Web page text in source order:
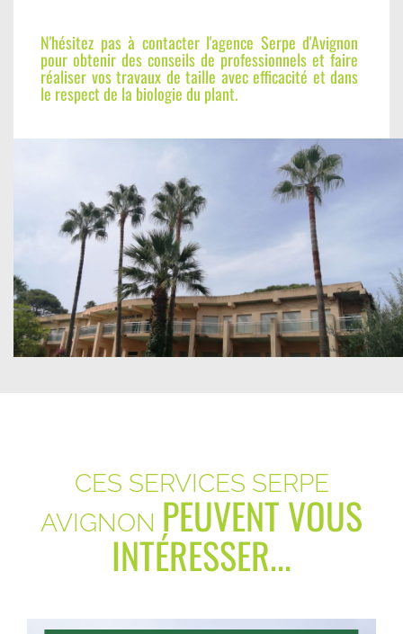
N'hésitez pas à contacter l'agence Serpe d'Avignon
pour obtenir des conseils de professionnels et faire
réaliser vos travaux de taille avec efficacité et dans
le respect de la biologie du plant.
CES SERVICES SERPE
AVIGNON PEUVENT VOUS
INTÉRESSER...